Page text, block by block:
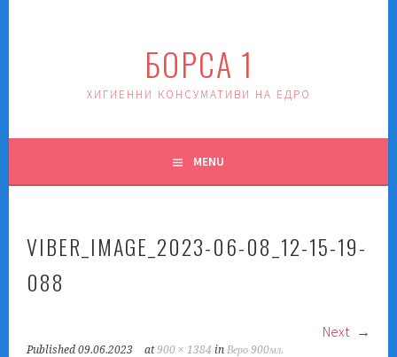
БОРСА 1
ХИГИЕННИ КОНСУМАТИВИ НА ЕДРО
MENU
VIBER_IMAGE_2023-06-08_12-15-19-
088
Next
Published09.06.2023 at900 × 1384 inВеро 900мл.